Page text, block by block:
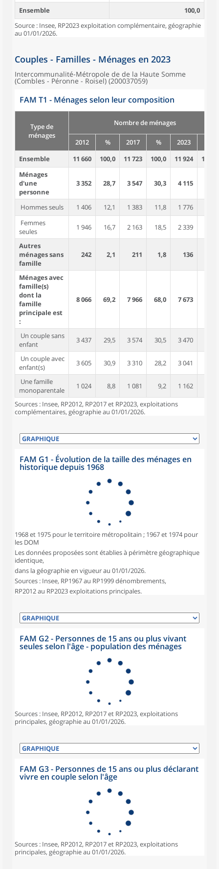
Ensemble
100,0
Source : Insee, RP2023 exploitation complémentaire, géographie
au 01/01/2026.
Couples - Familles - Ménages en 2023
Intercommunalité-Métropole de de la Haute Somme
(Combles - Péronne - Roisel) (200037059)
FAM T1 - Ménages selon leur composition
Type de
ménages
Nombre de ménages
2012 % 2017 % 2023
Ensemble
11 660 100,0 11 723 100,0 11 924
100,0
Ménages
d'une
personne
3 352 28,7 3 547 30,3 4 115
Hommes seuls 1 406 12,1 1 383 11,8 1 776
Femmes
seules
1 946 16,7 2 163 18,5 2 339
Autres
ménages sans
famille
242 2,1 211 1,8 136
Ménages avec
famille(s)
dont la
famille
principale est
:
8 066 69,2 7 966 68,0 7 673
Un couple sans
enfant
3 437 29,5 3 574 30,5 3 470
Un couple avec
enfant(s)
3 605 30,9 3 310 28,2 3 041
Une famille
monoparentale
1 024 8,8 1 081 9,2 1 162
Sources : Insee, RP2012, RP2017 et RP2023, exploitations
complémentaires, géographie au 01/01/2026.
FAM G1 - Évolution de la taille des ménages en
historique depuis 1968
1968 et 1975 pour le territoire métropolitain ; 1967 et 1974 pour
les DOM
Les données proposées sont établies à périmètre géographique
identique,
dans la géographie en vigueur au 01/01/2026.
Sources : Insee, RP1967 au RP1999 dénombrements,
RP2012 au RP2023 exploitations principales.
FAM G2 - Personnes de 15 ans ou plus vivant
seules selon l'âge - population des ménages
Sources : Insee, RP2012, RP2017 et RP2023, exploitations
principales, géographie au 01/01/2026.
FAM G3 - Personnes de 15 ans ou plus déclarant
vivre en couple selon l'âge
Sources : Insee, RP2012, RP2017 et RP2023, exploitations
principales, géographie au 01/01/2026.